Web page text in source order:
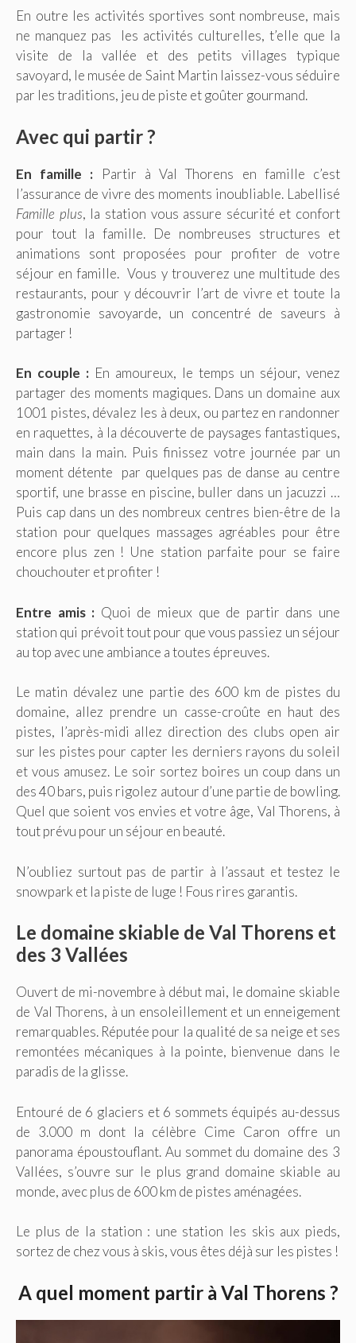
En outre les activités sportives sont nombreuse, mais
ne manquez pas les activités culturelles, t’elle que la
visite de la vallée et des petits villages typique
savoyard, le musée de Saint Martin laissez-vous séduire
par les traditions, jeu de piste et goûter gourmand.
Avec qui partir ?
En famille : Partir à Val Thorens en famille c’est
l’assurance de vivre des moments inoubliable. Labellisé
Famille plus, la station vous assure sécurité et confort
pour tout la famille. De nombreuses structures et
animations sont proposées pour profiter de votre
séjour en famille. Vous y trouverez une multitude des
restaurants, pour y découvrir l’art de vivre et toute la
gastronomie savoyarde, un concentré de saveurs à
partager !
En couple : En amoureux, le temps un séjour, venez
partager des moments magiques. Dans un domaine aux
1001 pistes, dévalez les à deux, ou partez en randonner
en raquettes, à la découverte de paysages fantastiques,
main dans la main. Puis finissez votre journée par un
moment détente par quelques pas de danse au centre
sportif, une brasse en piscine, buller dans un jacuzzi …
Puis cap dans un des nombreux centres bien-être de la
station pour quelques massages agréables pour être
encore plus zen ! Une station parfaite pour se faire
chouchouter et profiter !
Entre amis : Quoi de mieux que de partir dans une
station qui prévoit tout pour que vous passiez un séjour
au top avec une ambiance a toutes épreuves.
Le matin dévalez une partie des 600 km de pistes du
domaine, allez prendre un casse-croûte en haut des
pistes, l’après-midi allez direction des clubs open air
sur les pistes pour capter les derniers rayons du soleil
et vous amusez. Le soir sortez boires un coup dans un
des 40 bars, puis rigolez autour d’une partie de bowling.
Quel que soient vos envies et votre âge, Val Thorens, à
tout prévu pour un séjour en beauté.
N’oubliez surtout pas de partir à l’assaut et testez le
snowpark et la piste de luge ! Fous rires garantis.
Le domaine skiable de Val Thorens et
des 3 Vallées
Ouvert de mi-novembre à début mai, le domaine skiable
de Val Thorens, à un ensoleillement et un enneigement
remarquables. Réputée pour la qualité de sa neige et ses
remontées mécaniques à la pointe, bienvenue dans le
paradis de la glisse.
Entouré de 6 glaciers et 6 sommets équipés au-dessus
de 3.000 m dont la célèbre Cime Caron offre un
panorama époustouflant. Au sommet du domaine des 3
Vallées, s’ouvre sur le plus grand domaine skiable au
monde, avec plus de 600 km de pistes aménagées.
Le plus de la station : une station les skis aux pieds,
sortez de chez vous à skis, vous êtes déjà sur les pistes !
A quel moment partir à Val Thorens ?